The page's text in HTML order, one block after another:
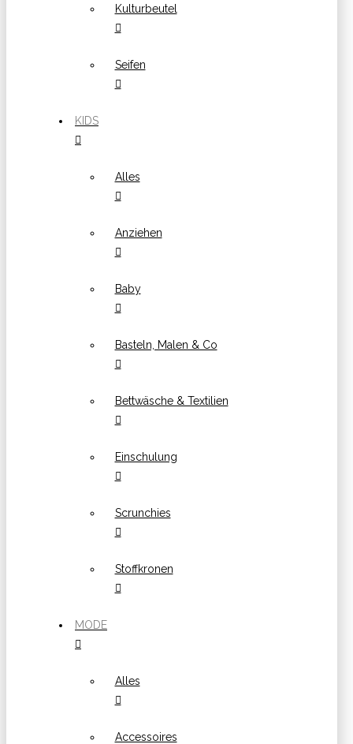
Kulturbeutel
Seifen
KIDS
Alles
Anziehen
Baby
Basteln, Malen & Co
Bettwäsche & Textilien
Einschulung
Scrunchies
Stoffkronen
MODE
Alles
Accessoires